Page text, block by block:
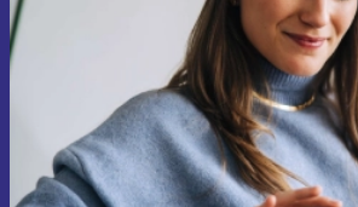
15 € sparen!
Verpasse kein Angebot mehr.
Gutschein anfordern